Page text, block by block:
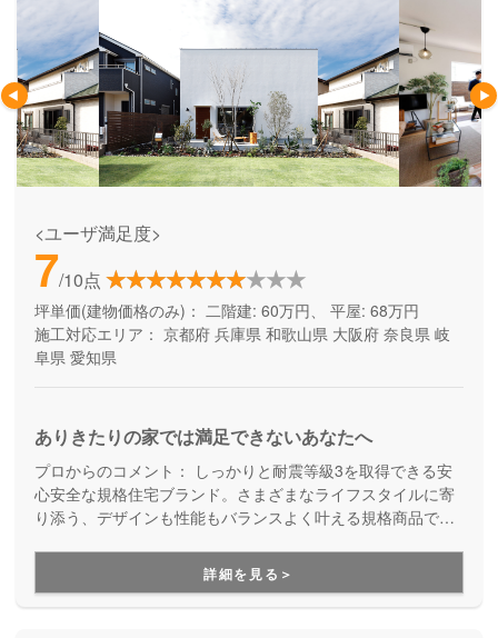
<ユーザ満足度>
7/10点
坪単価(建物価格のみ)： 二階建: 60万円、 平屋: 68万円
施工対応エリア： 京都府 兵庫県 和歌山県 大阪府 奈良県 岐
阜県 愛知県
ありきたりの家では満足できないあなたへ
プロからのコメント：
しっかりと耐震等級3を取得できる安
心安全な規格住宅ブランド。さまざまなライフスタイルに寄
り添う、デザインも性能もバランスよく叶える規格商品で
詳細を見る＞